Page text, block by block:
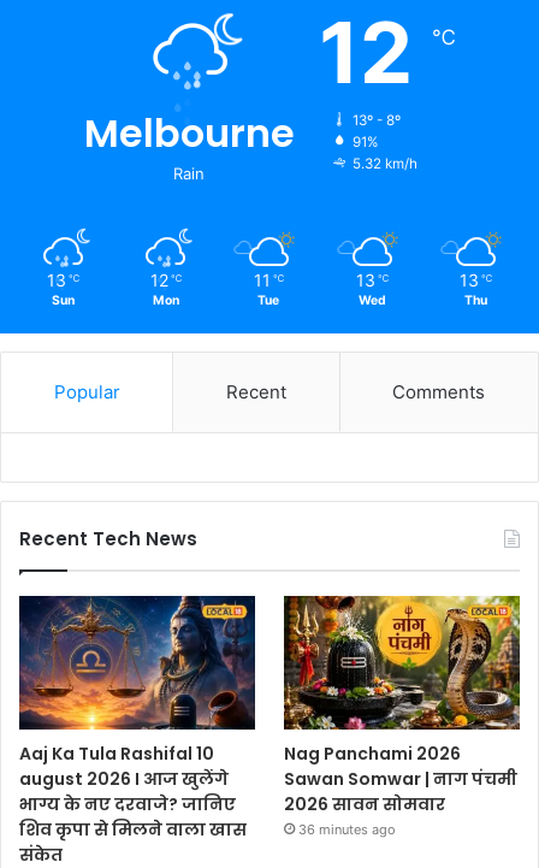
Melbourne
Rain
12 ℃
13º - 8º
91%
5.32 km/h
13 ℃
Sun
12 ℃
Mon
11 ℃
Tue
13 ℃
Wed
13 ℃
Thu
Popular Recent Comments
Recent Tech News
Aaj Ka Tula Rashifal 10
august 2026 I आज खुलेंगे
भाग्य के नए दरवाजे? जानिए
शिव कृपा से मिलने वाला खास
संकेत
Nag Panchami 2026
Sawan Somwar | नाग पंचमी
2026 सावन सोमवार
36 minutes ago